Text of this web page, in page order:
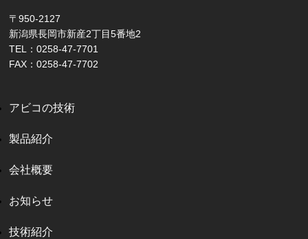
〒950-2127
新潟県長岡市新産2丁目5番地2
TEL：0258-47-7701
FAX：0258-47-7702
アビコの技術
製品紹介
会社概要
お知らせ
技術紹介